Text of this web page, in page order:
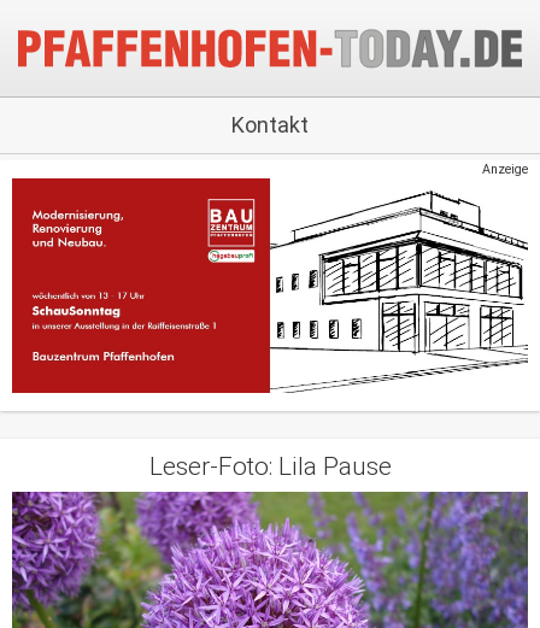
Kontakt
Anzeige
Leser-Foto: Lila Pause